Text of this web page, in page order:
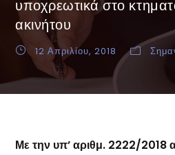
υποχρεωτικά στο
ακινήτου
12 Απριλίου, 2018
Με την υπ’ αριθμ. 2222/2018